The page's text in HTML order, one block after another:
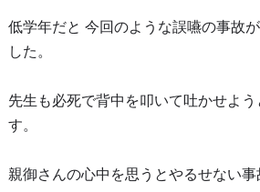
低学年だと 今回のような誤嚥の事故
した。
先生も必死で背中を叩いて吐かせよう
す。
親御さんの心中を思うとやるせない事